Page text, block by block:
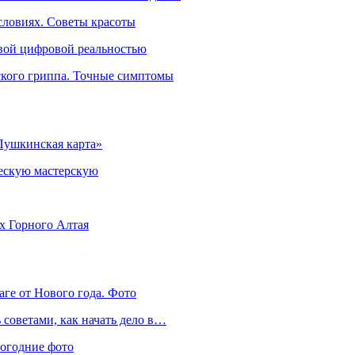
Советы красоты
цифровой реальностью
гриппа. Точные симптомы
карта»
мастерскую
Горного Алтая
от Нового года. Фото
как начать дело в…
фото